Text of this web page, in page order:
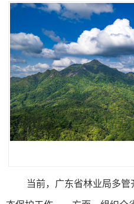
当前，广东省林业局多